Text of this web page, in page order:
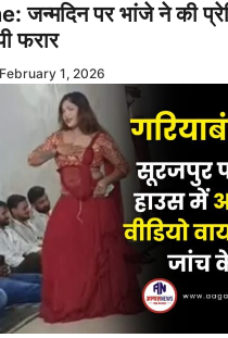
जन्मदिन पर भांजे ने की
फरार
February 1, 2026